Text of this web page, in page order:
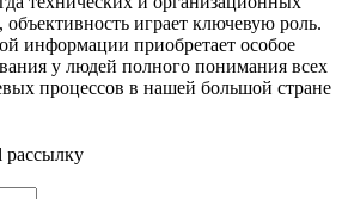
играет ключевую роль.
информации приобретает особое
у людей полного понимания всех
процессов в нашей большой стране